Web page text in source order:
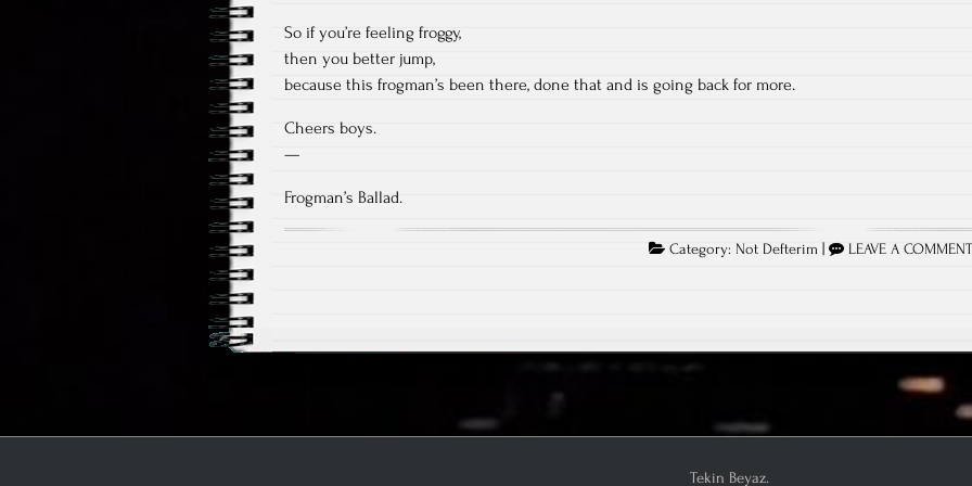
So if you’re feeling froggy,
then you better jump,
because this frogman’s been there, done that and is going back for more.
Cheers boys.
—
Frogman’s Ballad.
Category: Not Defterim | LEAVE A
Tekin Beyaz.